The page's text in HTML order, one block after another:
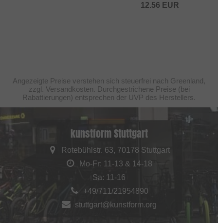
12.56 EUR
Angezeigte Preise verstehen sich steuerfrei nach Greenland,
zzgl. Versandkosten. Durchgestrichene Preise (bei
Rabattierungen) entsprechen der UVP des Herstellers.
kunstform Stuttgart
Rotebühlstr. 63, 70178 Stuttgart
Mo-Fr: 11-13 & 14-18
Sa: 11-16
+49/711/21954890
stuttgart@kunstform.org